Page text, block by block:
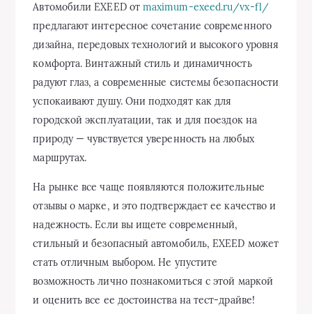
Автомобили EXEED отmaximum-exeed.ru/vx-fl/
предлагают интересное сочетание современного
дизайна, передовых технологий и высокого уровня
комфорта. Винтажный стиль и динамичность
радуют глаз, а современные системы безопасности
успокаивают душу. Они подходят как для
городской эксплуатации, так и для поездок на
природу — чувствуется уверенность на любых
маршрутах.
На рынке все чаще появляются положительные
отзывы о марке, и это подтверждает ее качество и
надежность. Если вы ищете современный,
стильный и безопасный автомобиль, EXEED может
стать отличным выбором. Не упустите
возможность лично познакомиться с этой маркой
и оценить все ее достоинства на тест-драйве!